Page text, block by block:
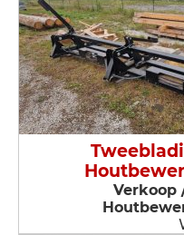
Verkoop